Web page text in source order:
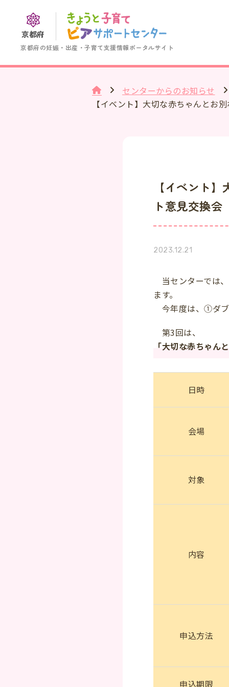
京都府の妊娠・出産・子育て支援情報ポータルサイト
京都府
センターからのお知らせ
【イベント】大切な赤ちゃんと
【イベント
ト意見交換
2023.12.21
当センターでは
ます。
今年度は、①ダブ
第3回は、
「大切な赤ちゃ
日時
会場
対象
内容
申込方法
申込期限